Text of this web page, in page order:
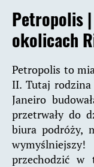
Petropolis |
okolicach
Petropolis to
II. Tutaj
Janeiro
przetrwały do
biura podróży,
przechodzić